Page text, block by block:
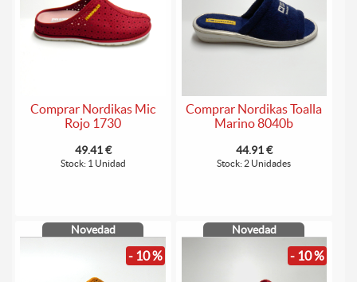
Comprar Nordikas Mic
Rojo 1730
49.41 €
Stock: 1 Unidad
Comprar Nordikas Toalla
Marino 8040b
44.91 €
Stock: 2 Unidades
Novedad
- 10 %
Novedad
- 10 %